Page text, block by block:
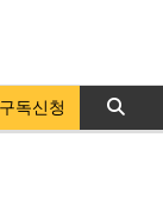
구독신청